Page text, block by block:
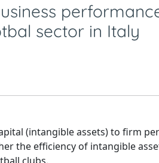
sector in Italy
(intangible assets) to firm
the efficiency of intangible